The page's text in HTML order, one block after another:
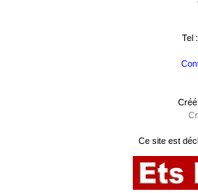
Tel
Ce site est